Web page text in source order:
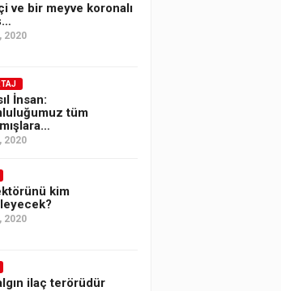
ve bir meyve koronalı
2020
İnsan:
tüm
2020
kim
2020
ilaç terörüdür